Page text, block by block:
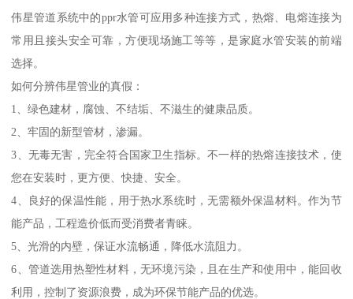
伟星管道系统中的ppr水管可应用多种连接方式，热熔、电熔连接为
常用且接头安全可靠，方便现场施工等等，是家庭水管安装的前端
选择。
如何分辨伟星管业的真假：
1、绿色建材，腐蚀、不结垢、不滋生的健康品质。
2、牢固的新型管材，渗漏。
3、无毒无害，完全符合国家卫生指标。不一样的热熔连接技术，使
您在安装时，更方便、快捷、安全。
4、良好的保温性能，用于热水系统时，无需额外保温材料。作为节
能产品，工程造价低而受消费者青睐。
5、光滑的内壁，保证水流畅通，降低水流阻力。
6、管道选用热塑性材料，无环境污染，且在生产和使用中，能回收
利用，控制了资源浪费，成为环保节能产品的优选。